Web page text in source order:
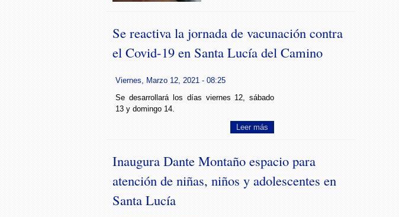
Se reactiva la jornada de vacunación contra
el Covid-19 en Santa Lucía del Camino
Viernes, Marzo 12, 2021 - 08:25
Se desarrollará los días viernes 12, sábado
13 y domingo 14.
Leer más
Inaugura Dante Montaño espacio para
atención de niñas, niños y adolescentes en
Santa Lucía